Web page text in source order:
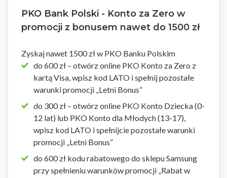
PKO Bank Polski - Konto za Zero w
promocji z bonusem nawet do 1500 zł
Zyskaj nawet 1500 zł w PKO Banku Polskim
do 600 zł – otwórz online PKO Konto za Zero z
kartą Visa, wpisz kod LATO i spełnij pozostałe
warunki promocji „Letni Bonus”
do 300 zł – otwórz online PKO Konto Dziecka (0-
12 lat) lub PKO Konto dla Młodych (13-17),
wpisz kod LATO i spełnijcie pozostałe warunki
promocji „Letni Bonus”
do 600 zł kodu rabatowego do sklepu Samsung
przy spełnieniu warunków promocji „Rabat w